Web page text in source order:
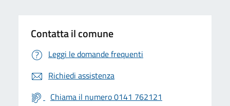
Contatta il comune
Leggi le domande frequenti
Richiedi assistenza
Chiama il numero 0141 762121